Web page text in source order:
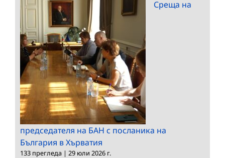
Среща на
председателя на БАН с посланика на
България в Хърватия
133 прегледа | 29 юли 2026 г.